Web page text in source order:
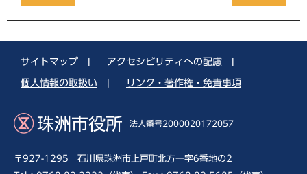
サイトマップ アクセシビリティへの配慮
個人情報の取扱い リンク・著作権・免責事項
珠洲市役所 法人番号2000020172057
〒927-1295 石川県珠洲市上戸町北方一字6番地の2